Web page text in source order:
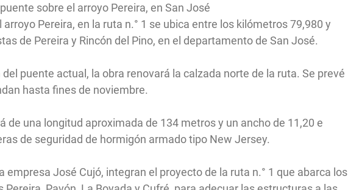
sobre el arroyo Pereira, en San José
Pereira, en la ruta n.° 1 se ubica entre los kilómetros 79,980 y
de Pereira y Rincón del Pino, en el departamento de San José.
puente actual, la obra renovará la calzada norte de la ruta. Se prevé
hasta fines de noviembre.
de una longitud aproximada de 134 metros y un ancho de 11,20 e
de seguridad de hormigón armado tipo New Jersey.
empresa José Cujó, integran el proyecto de la ruta n.° 1 que abarca los